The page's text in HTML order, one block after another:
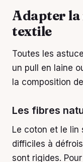
Adapter la
textile
Toutes les
un pull en laine
la composition
Les fibres
Le coton et le lin
difficiles à
sont rigides.